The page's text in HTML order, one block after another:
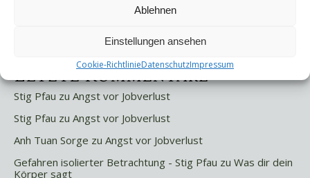
Ablehnen
Einstellungen ansehen
Cookie-RichtlinieDatenschutzImpressum
Letzte Kommentare
Stig Pfau zu Angst vor Jobverlust
Stig Pfau zu Angst vor Jobverlust
Anh Tuan Sorge zu Angst vor Jobverlust
Gefahren isolierter Betrachtung - Stig Pfau zu Was dir dein
Körper sagt